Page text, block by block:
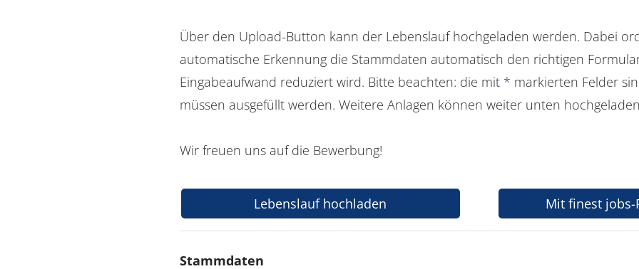
Über den Upload-Button kann der Lebenslauf hochgeladen werden. Dabei
automatische Erkennung die Stammdaten automatisch den richtigen
Eingabeaufwand reduziert wird. Bitte beachten: die mit * markierten Felder
müssen ausgefüllt werden. Weitere Anlagen können weiter unten
Wir freuen uns auf die Bewerbung!
Lebenslauf hochladen Mit finest
Stammdaten